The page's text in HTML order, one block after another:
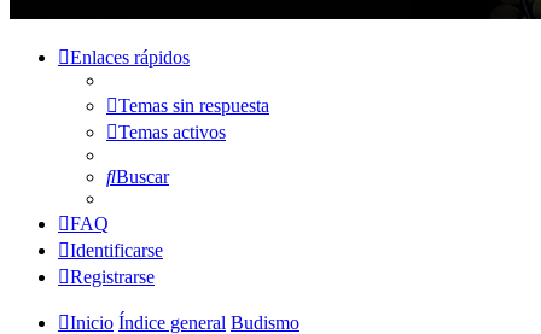
Enlaces rápidos
Temas sin respuesta
Temas activos
Buscar
FAQ
Identificarse
Registrarse
Inicio Índice general Budismo